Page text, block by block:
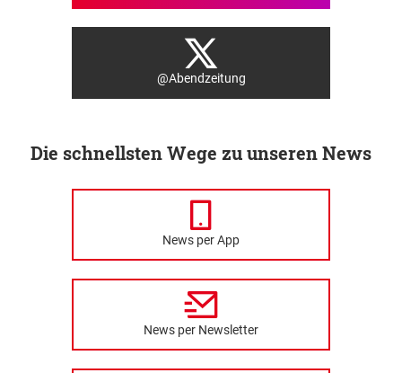
@Abendzeitung
Die schnellsten Wege zu unseren News
News per App
News per Newsletter